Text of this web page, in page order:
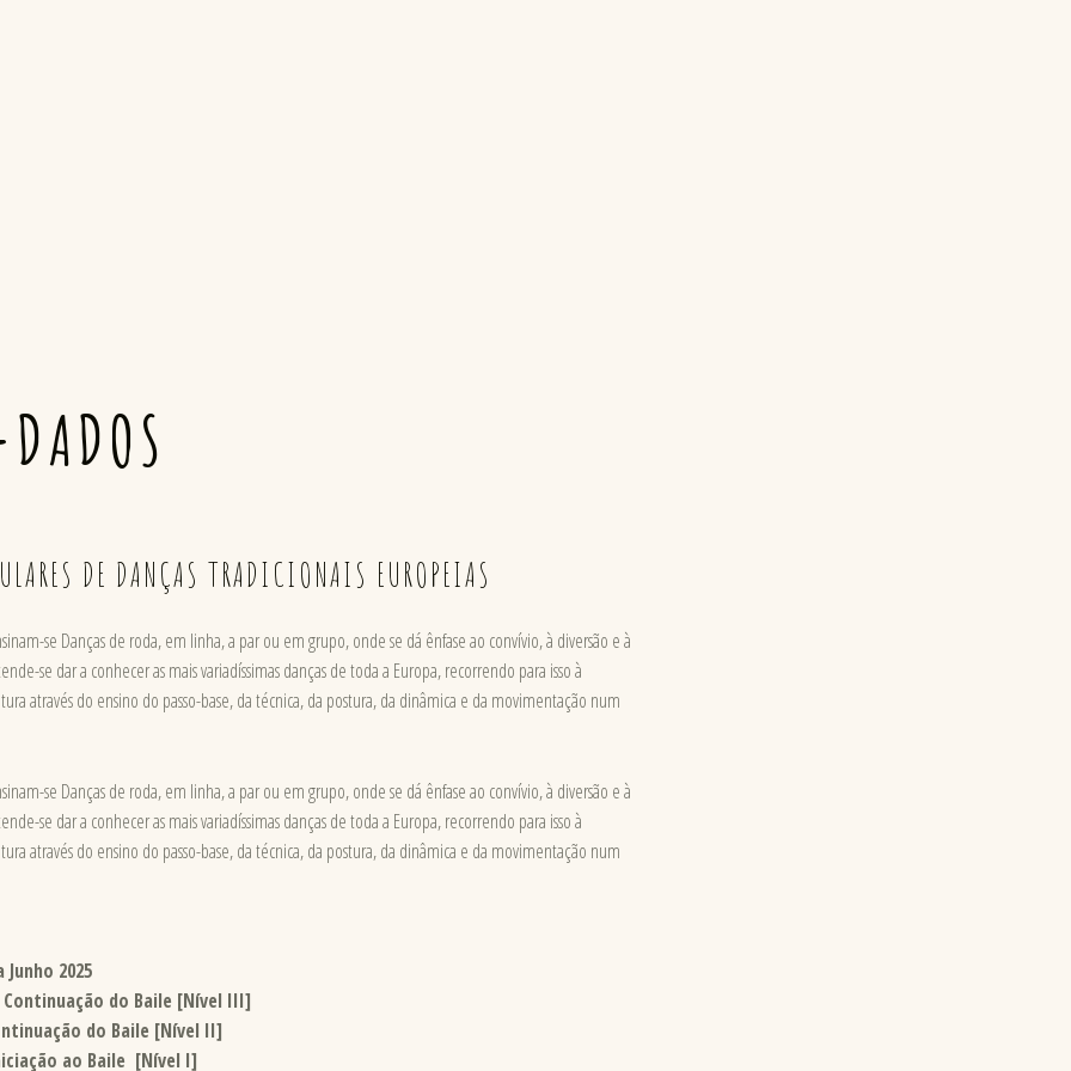
DE DANÇAS TRADICIONAIS EUROPEIAS
se Danças de roda, em linha, a par ou em grupo, onde se dá ênfase ao convívio, à diversão e à
se dar a conhecer as mais variadíssimas danças de toda a Europa, recorrendo para isso à
através do ensino do passo-base, da técnica, da postura, da dinâmica e da movimentação num
se Danças de roda, em linha, a par ou em grupo, onde se dá ênfase ao convívio, à diversão e à
se dar a conhecer as mais variadíssimas danças de toda a Europa, recorrendo para isso à
através do ensino do passo-base, da técnica, da postura, da dinâmica e da movimentação num
2025
Continuação do Baile [Nível III]
do Baile [Nível II]
ao Baile [Nível I]